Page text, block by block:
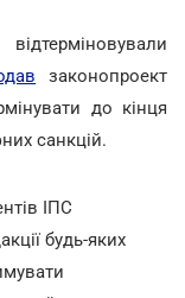
законопроект
до кінця
санкцій.
ІПС
будь-яких